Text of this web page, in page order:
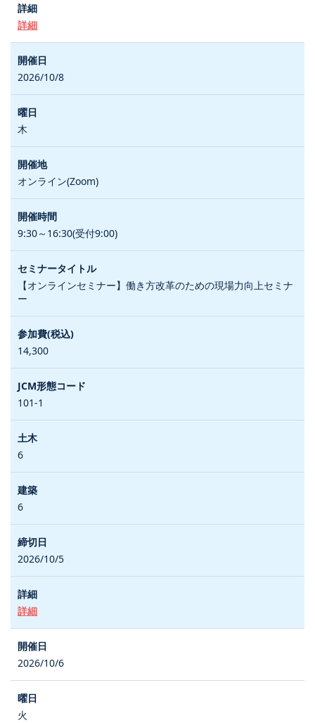
詳細
2026/10/8
木
オンライン(Zoom)
9:30～16:30(受付9:00)
【オンラインセミナー】働き方改革のための現場力向上セミナ
ー
14,300
101-1
6
6
2026/10/5
詳細
2026/10/6
火